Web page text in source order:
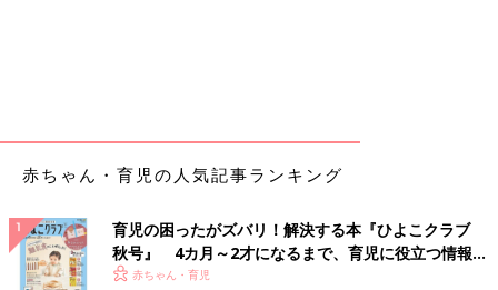
赤ちゃん・育児の人気記事ランキング
育児の困ったがズバリ！解決する本『ひよこクラブ
秋号』 4カ月～2才になるまで、育児に役立つ情報が
いっぱい！
赤ちゃん・育児